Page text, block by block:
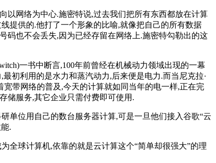
以网络为中心.施密特说,过去我们把所有东西都放在计算
提供的.他打了一个形象的比喻,就像把自己的所有数据
码也不会丢失,因为已经存留在网络上.施密特勾勒出的这
一书中断言,100年前曾经在机械动力领域出现的一幕
初利用的是水力和蒸汽动力,后来便是电力.而当尼克拉·
带网络的普及,今天的计算就如同当年的电一样,正在完
储服务,其它企业只需付费即可使用.
单位用自己的数台服务器计算,可是一旦他们接入谷歌“云
.
全球计算机,依靠的就是云计算这个“简单却很强大”的理